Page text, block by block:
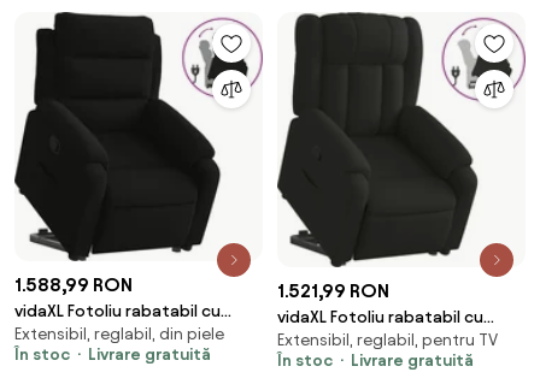
1.588,99 RON
vidaXL Fotoliu rabatabil cu
ridicare, negru, catifea
Extensibil, reglabil, din piele
În stoc
Livrare gratuită
1.521,99 RON
vidaXL Fotoliu rabatabil cu
ridicare pe verticală, negru,
textil
Extensibil, reglabil, pentru TV
În stoc
Livrare gratuită